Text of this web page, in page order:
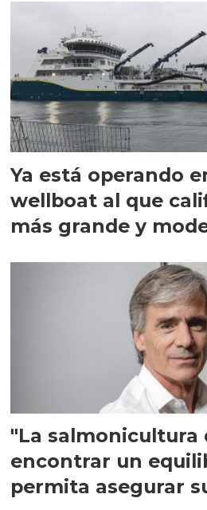
Ya está operando
wellboat al que
más grande y
"La salmonicultura
encontrar un
permita asegurar